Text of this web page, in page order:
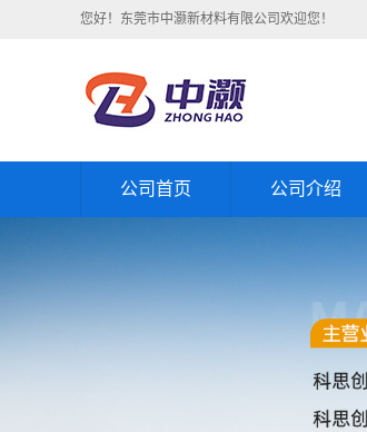
您好！东莞市中灏新材料有限公司欢迎您！
公司首页 公司介绍